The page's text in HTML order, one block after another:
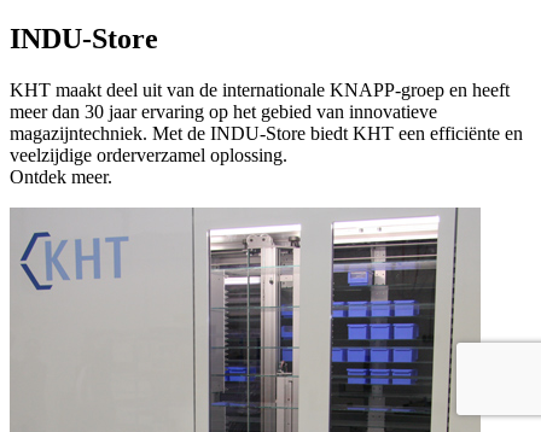
INDU-Store
KHT maakt deel uit van de internationale KNAPP-groep en heeft
meer dan 30 jaar ervaring op het gebied van innovatieve
magazijntechniek. Met de INDU-Store biedt KHT een efficiënte en
veelzijdige orderverzamel oplossing.
Ontdek meer.